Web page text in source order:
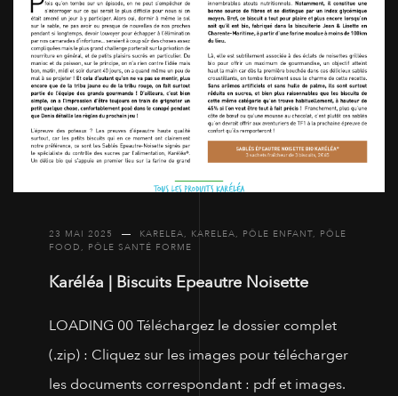
23 MAI 2025 KARELEA, KARELEA, PÔLE ENFANT, PÔLE
FOOD, PÔLE SANTÉ FORME
Karéléa | Biscuits Epeautre Noisette
LOADING 00 Téléchargez le dossier complet
(.zip) : Cliquez sur les images pour télécharger
les documents correspondant : pdf et images.